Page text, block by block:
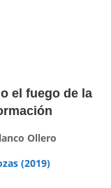
el fuego de la
Ollero
(2019)